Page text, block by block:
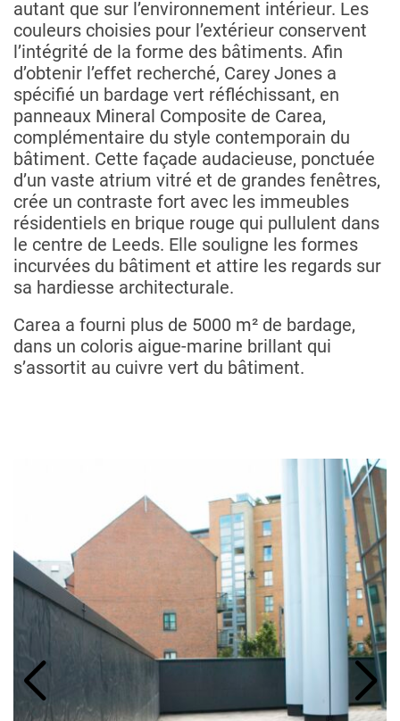
autant que sur l’environnement intérieur. Les
couleurs choisies pour l’extérieur conservent
l’intégrité de la forme des bâtiments. Afin
d’obtenir l’effet recherché, Carey Jones a
spécifié un bardage vert réfléchissant, en
panneaux Mineral Composite de Carea,
complémentaire du style contemporain du
bâtiment. Cette façade audacieuse, ponctuée
d’un vaste atrium vitré et de grandes fenêtres,
crée un contraste fort avec les immeubles
résidentiels en brique rouge qui pullulent dans
le centre de Leeds. Elle souligne les formes
incurvées du bâtiment et attire les regards sur
sa hardiesse architecturale.
Carea a fourni plus de 5000 m² de bardage,
dans un coloris aigue-marine brillant qui
s’assortit au cuivre vert du bâtiment.